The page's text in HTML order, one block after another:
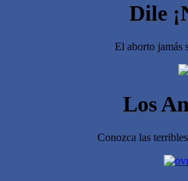
Dile
El aborto jamás
Los
Conozca las